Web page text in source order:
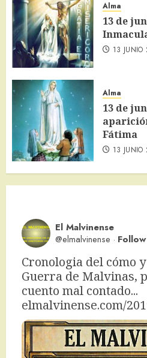
Alma
13 de
13 JUNIO
Alma
13 de
Fátima
13 JUNIO
El Malvinense
@elmalvinense · Follow
Cronologia del cómo
Guerra de Malvinas,
elmalvinense.com/